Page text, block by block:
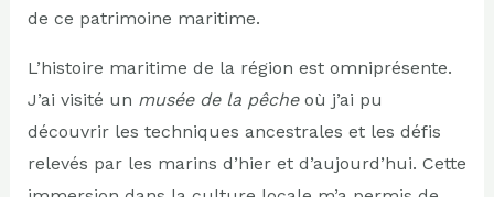
de ce patrimoine maritime.
L’histoire maritime de la région est omniprésente.
J’ai visité un musée de la pêcheoù j’ai pu
découvrir les techniques ancestrales et les défis
relevés par les marins d’hier et d’aujourd’hui. Cette